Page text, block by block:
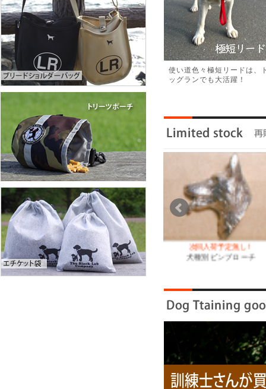
使い道色々極短リードは、
ッグランでも大活躍！